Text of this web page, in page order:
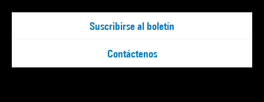
Suscribirse al boletín
Contáctenos